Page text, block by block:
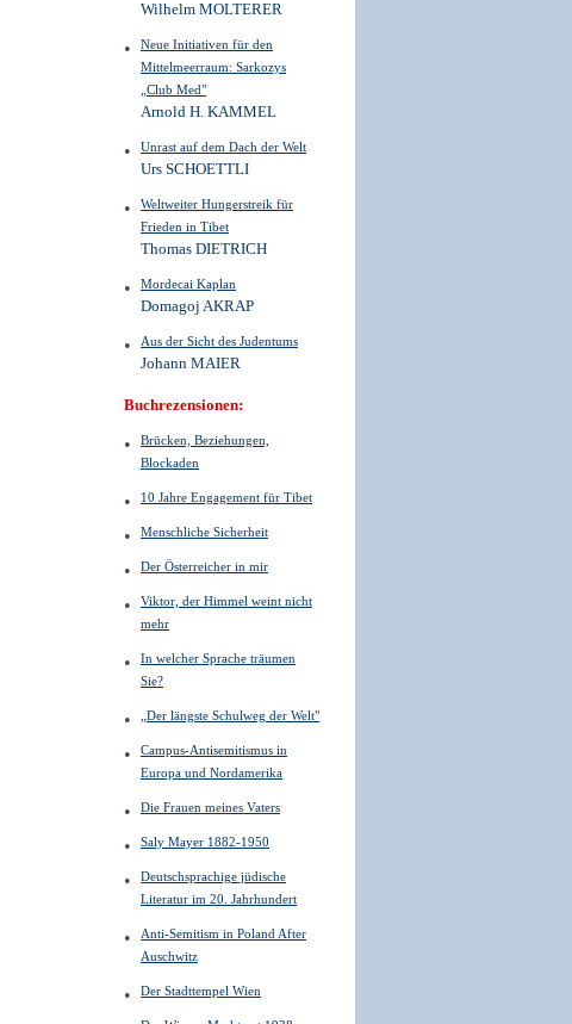
Wilhelm MOLTERER
Neue Initiativen für den
Mittelmeerraum: Sarkozys
„Club Med"
Arnold H. KAMMEL
Unrast auf dem Dach der Welt
Urs SCHOETTLI
Weltweiter Hungerstreik für
Frieden in Tibet
Thomas DIETRICH
Mordecai Kaplan
Domagoj AKRAP
Aus der Sicht des Judentums
Johann MAIER
Buchrezensionen:
Brücken, Beziehungen,
Blockaden
10 Jahre Engagement für Tibet
Menschliche Sicherheit
Der Österreicher in mir
Viktor, der Himmel weint nicht
mehr
In welcher Sprache träumen
Sie?
„Der längste Schulweg der Welt"
Campus-Antisemitismus in
Europa und Nordamerika
Die Frauen meines Vaters
Saly Mayer 1882-1950
Deutschsprachige jüdische
Literatur im 20. Jahrhundert
Anti-Semitism in Poland After
Auschwitz
Der Stadttempel Wien